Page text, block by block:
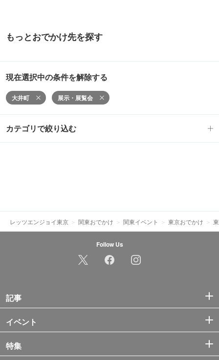
もっとおでかけ先を探す
現在選択中の条件を解除する
大井町 展示・展覧会
カテゴリで絞り込む
レッツエンジョイ東京 関東おでかけ 関東イベント 東京おでかけ
Follow Us
記事
イベント
特集